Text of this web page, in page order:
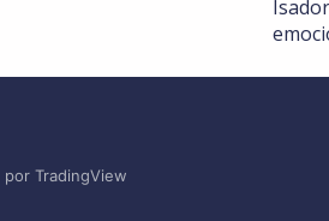
por TradingView